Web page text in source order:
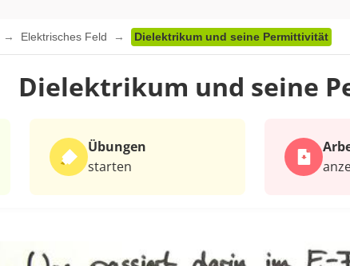
Elektrisches Feld Dielektrikum und seine Permittivität
Dielektrikum und seine
Übungen
starten